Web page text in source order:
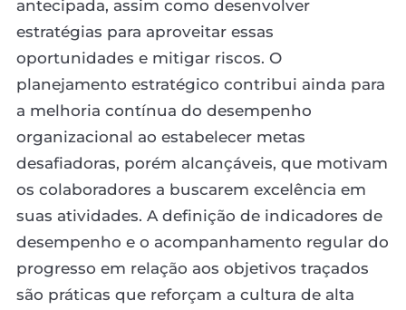
antecipada, assim como desenvolver
estratégias para aproveitar essas
oportunidades e mitigar riscos. O
planejamento estratégico contribui ainda para
a melhoria contínua do desempenho
organizacional ao estabelecer metas
desafiadoras, porém alcançáveis, que motivam
os colaboradores a buscarem excelência em
suas atividades. A definição de indicadores de
desempenho e o acompanhamento regular do
progresso em relação aos objetivos traçados
são práticas que reforçam a cultura de alta